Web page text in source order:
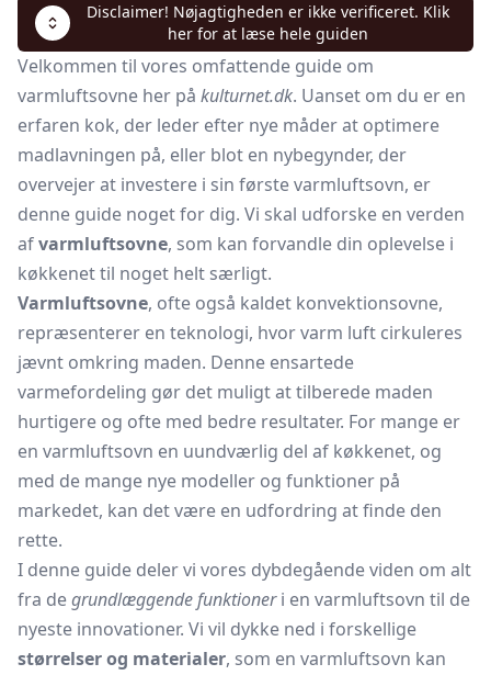
Disclaimer! Nøjagtigheden er ikke verificeret. Klik
her for at læse hele guiden
Velkommen til vores omfattende guide om
varmluftsovne her på kulturnet.dk. Uanset om du er en
erfaren kok, der leder efter nye måder at optimere
madlavningen på, eller blot en nybegynder, der
overvejer at investere i sin første varmluftsovn, er
denne guide noget for dig. Vi skal udforske en verden
afvarmluftsovne, som kan forvandle din oplevelse i
køkkenet til noget helt særligt.
Varmluftsovne, ofte også kaldet konvektionsovne,
repræsenterer en teknologi, hvor varm luft cirkuleres
jævnt omkring maden. Denne ensartede
varmefordeling gør det muligt at tilberede maden
hurtigere og ofte med bedre resultater. For mange er
en varmluftsovn en uundværlig del af køkkenet, og
med de mange nye modeller og funktioner på
markedet, kan det være en udfordring at finde den
rette.
I denne guide deler vi vores dybdegående viden om alt
fra degrundlæggende funktioneri en varmluftsovn til de
nyeste innovationer. Vi vil dykke ned i forskellige
størrelser og materialer, som en varmluftsovn kan